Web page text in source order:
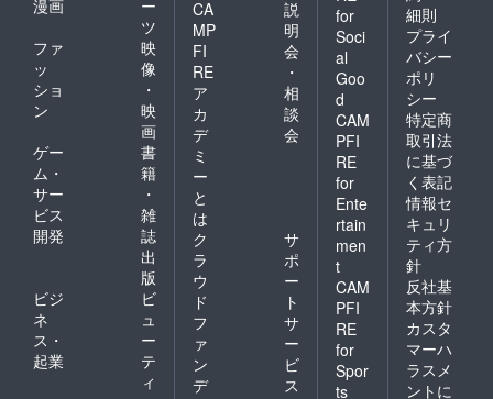
動き始めました。【2017年
~2019年「NPOリンクトゥ
ミャンマー」として始動】
（リンクトゥミャンマーが
支援するミャンマー・ラカ
イン州孤児院）（１）在日
ミャンマー人定住支援
（２）文化交流（３）国際
協力NPOリンクトゥミャン
マーは、上記３つの主要事
業があります。発足当時か
ら、すべての事業を行って
いましたが、特に「国際協
漫画
ー
ツ
ファ
ッ
ショ
ン
映
像
・
映
画
ゲー
ム・
サー
ビス
開発
書
籍
・
雑
誌
出
版
ビジ
ネ
ス・
起業
ビ
ュ
ー
テ
ィ
CA
MP
FI
RE
ア
カ
デ
ミ
ー
と
は
説
明
会
・
相
談
会
ク
ラ
ウ
ド
フ
ァ
ン
デ
サ
ポ
ー
ト
サ
ー
ビ
ス
for
Soci
al
Goo
d
CAM
PFI
RE
for
Ente
rtain
men
t
CAM
PFI
RE
for
Spor
ts
細則
プライ
バシー
ポリ
シー
特定商
取引法
に基づ
く表記
情報セ
キュリ
ティ方
針
反社基
本方針
カスタ
マーハ
ラスメ
ントに